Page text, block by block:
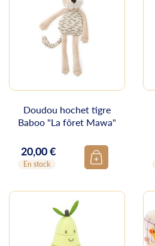
Doudou hochet tigre
Baboo "La fôret Mawa"
Prix
20,00 €
En stock